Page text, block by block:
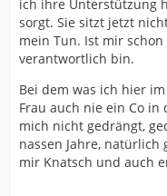
ich ihre Unterstützung
sorgt. Sie sitzt jetzt
mein Tun. Ist mir
verantwortlich bin.
Bei dem was ich hier
Frau auch nie ein Co in
mich nicht gedrängt,
nassen Jahre,
mir Knatsch und auch